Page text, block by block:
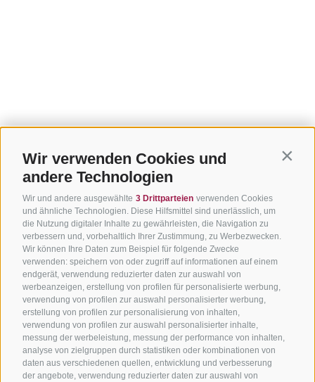
Wir verwenden Cookies und
andere Technologien
Wir und andere ausgewählte 3 Drittparteien verwenden Cookies
und ähnliche Technologien. Diese Hilfsmittel sind unerlässlich, um
die Nutzung digitaler Inhalte zu gewährleisten, die Navigation zu
verbessern und, vorbehaltlich Ihrer Zustimmung, zu Werbezwecken.
Wir können Ihre Daten zum Beispiel für folgende Zwecke
verwenden: speichern von oder zugriff auf informationen auf einem
endgerät, verwendung reduzierter daten zur auswahl von
werbeanzeigen, erstellung von profilen für personalisierte werbung,
verwendung von profilen zur auswahl personalisierter werbung,
erstellung von profilen zur personalisierung von inhalten,
verwendung von profilen zur auswahl personalisierter inhalte,
messung der werbeleistung, messung der performance von inhalten,
analyse von zielgruppen durch statistiken oder kombinationen von
daten aus verschiedenen quellen, entwicklung und verbesserung
der angebote, verwendung reduzierter daten zur auswahl von